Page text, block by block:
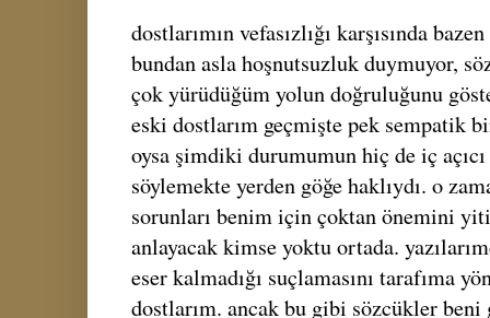
dostlarımın vefasızlığı karşısında
bundan asla hoşnutsuzluk duymuyor,
çok yürüdüğüm yolun doğruluğunu
eski dostlarım geçmişte pek sempatik
oysa şimdiki durumumun hiç de iç açıcı
söylemekte yerden göğe haklıydı. o
sorunları benim için çoktan önemini
anlayacak kimse yoktu ortada.
eser kalmadığı suçlamasını tarafıma
dostlarım. ancak bu gibi sözcükler